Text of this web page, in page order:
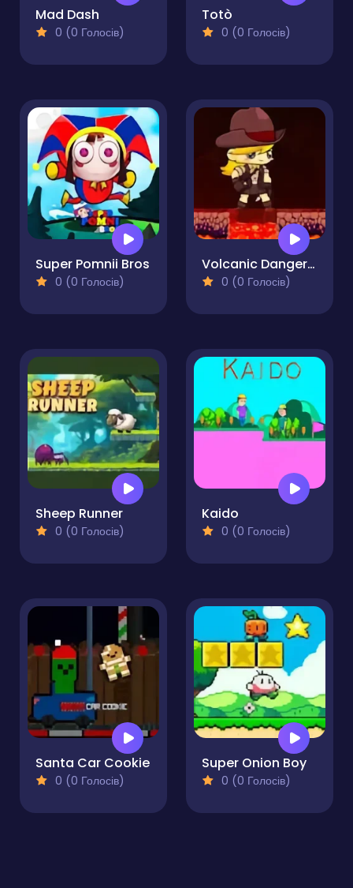
Mad Dash
0 (0 Голосів)
Totò
0 (0 Голосів)
Super Pomnii Bros
0 (0 Голосів)
Volcanic Danger Adventure
0 (0 Голосів)
Sheep Runner
0 (0 Голосів)
Kaido
0 (0 Голосів)
Santa Car Cookie
0 (0 Голосів)
Super Onion Boy
0 (0 Голосів)